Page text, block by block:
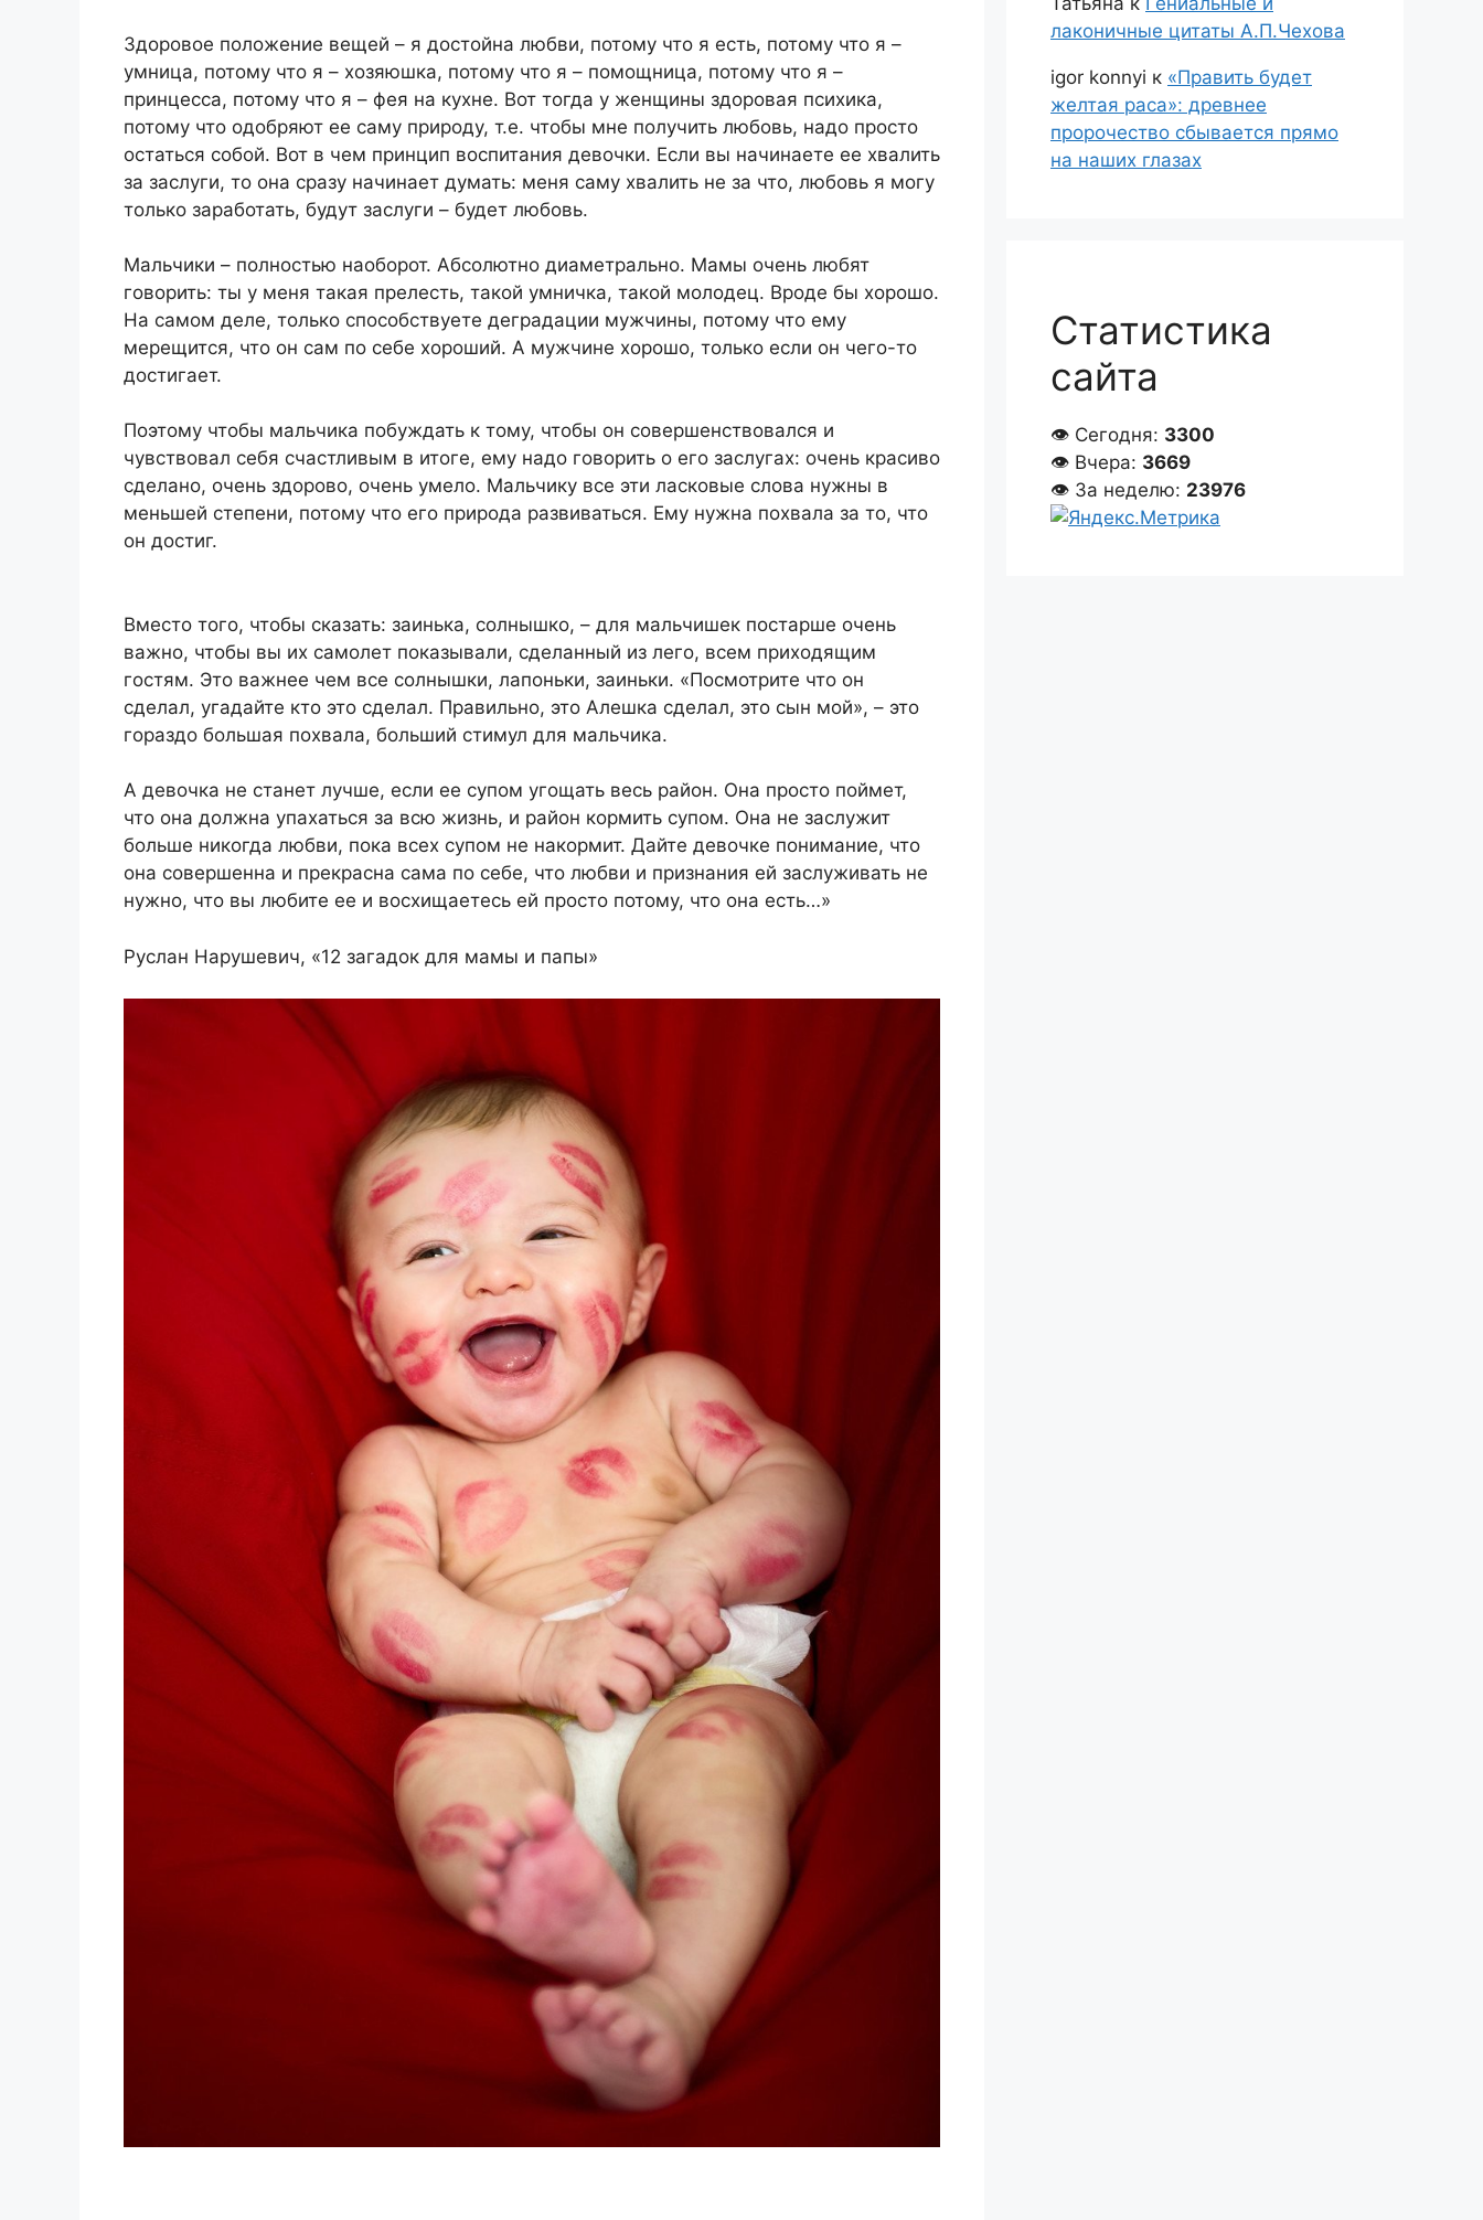
Здоровое положение вещей – я достойна любви, потому что я есть, потому что я –
умница, потому что я – хозяюшка, потому что я – помощница, потому что я –
принцесса, потому что я – фея на кухне. Вот тогда у женщины здоровая психика,
потому что одобряют ее саму природу, т.е. чтобы мне получить любовь, надо просто
остаться собой. Вот в чем принцип воспитания девочки. Если вы начинаете ее хвалить
за заслуги, то она сразу начинает думать: меня саму хвалить не за что, любовь я могу
только заработать, будут заслуги – будет любовь.
Мальчики – полностью наоборот. Абсолютно диаметрально. Мамы очень любят
говорить: ты у меня такая прелесть, такой умничка, такой молодец. Вроде бы хорошо.
На самом деле, только способствуете деградации мужчины, потому что ему
мерещится, что он сам по себе хороший. А мужчине хорошо, только если он чего-то
достигает.
Поэтому чтобы мальчика побуждать к тому, чтобы он совершенствовался и
чувствовал себя счастливым в итоге, ему надо говорить о его заслугах: очень красиво
сделано, очень здорово, очень умело. Мальчику все эти ласковые слова нужны в
меньшей степени, потому что его природа развиваться. Ему нужна похвала за то, что
он достиг.
Вместо того, чтобы сказать: заинька, солнышко, – для мальчишек постарше очень
важно, чтобы вы их самолет показывали, сделанный из лего, всем приходящим
гостям. Это важнее чем все солнышки, лапоньки, заиньки. «Посмотрите что он
сделал, угадайте кто это сделал. Правильно, это Алешка сделал, это сын мой», – это
гораздо большая похвала, больший стимул для мальчика.
А девочка не станет лучше, если ее супом угощать весь район. Она просто поймет,
что она должна упахаться за всю жизнь, и район кормить супом. Она не заслужит
больше никогда любви, пока всех супом не накормит. Дайте девочке понимание, что
она совершенна и прекрасна сама по себе, что любви и признания ей заслуживать не
нужно, что вы любите ее и восхищаетесь ей просто потому, что она есть…»
Руслан Нарушевич, «12 загадок для мамы и папы»
лаконичные цитаты А.П.Чехова
igor konnyi к «Править будет
желтая раса»: древнее
пророчество сбывается прямо
на наших глазах
Статистика
сайта
👁 Сегодня: 3300
👁 Вчера: 3669
👁 За неделю: 23976